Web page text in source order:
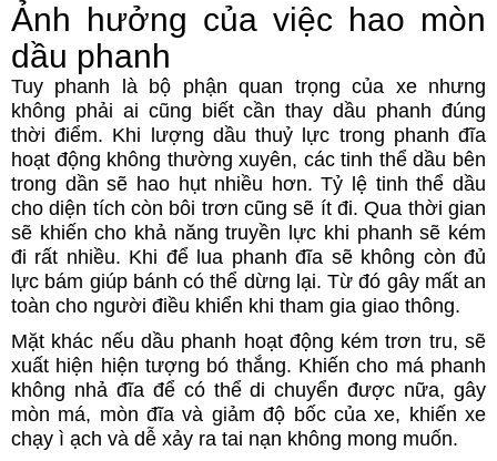
Ảnh hưởng của việc hao mòn
dầu phanh
Tuy phanh là bộ phận quan trọng của xe nhưng
không phải ai cũng biết cần thay dầu phanh đúng
thời điểm. Khi lượng dầu thuỷ lực trong phanh đĩa
hoạt động không thường xuyên, các tinh thể dầu bên
trong dần sẽ hao hụt nhiều hơn. Tỷ lệ tinh thể dầu
cho diện tích còn bôi trơn cũng sẽ ít đi. Qua thời gian
sẽ khiến cho khả năng truyền lực khi phanh sẽ kém
đi rất nhiều. Khi để lua phanh đĩa sẽ không còn đủ
lực bám giúp bánh có thể dừng lại. Từ đó gây mất an
toàn cho người điều khiển khi tham gia giao thông.
Mặt khác nếu dầu phanh hoạt động kém trơn tru, sẽ
xuất hiện hiện tượng bó thắng. Khiến cho má phanh
không nhả đĩa để có thể di chuyển được nữa, gây
mòn má, mòn đĩa và giảm độ bốc của xe, khiến xe
chạy ì ạch và dễ xảy ra tai nạn không mong muốn.